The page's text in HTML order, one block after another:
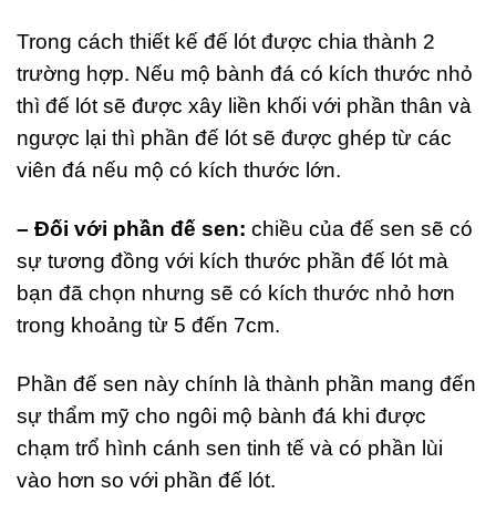
Trong cách thiết kế đế lót được chia thành 2
trường hợp. Nếu mộ bành đá có kích thước nhỏ
thì đế lót sẽ được xây liền khối với phần thân và
ngược lại thì phần đế lót sẽ được ghép từ các
viên đá nếu mộ có kích thước lớn.
– Đối với phần đế sen: chiều của đế sen sẽ có
sự tương đồng với kích thước phần đế lót mà
bạn đã chọn nhưng sẽ có kích thước nhỏ hơn
trong khoảng từ 5 đến 7cm.
Phần đế sen này chính là thành phần mang đến
sự thẩm mỹ cho ngôi mộ bành đá khi được
chạm trổ hình cánh sen tinh tế và có phần lùi
vào hơn so với phần đế lót.